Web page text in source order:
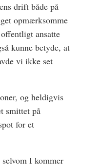
drift både på
opmærksomme
ansatte
kunne betyde, at
vi ikke set
og heldigvis
smittet på
for et
I kommer